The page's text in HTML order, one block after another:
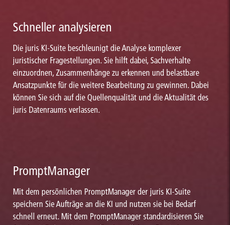
Schneller analysieren
Die juris KI-Suite beschleunigt die Analyse komplexer
juristischer Fragestellungen. Sie hilft dabei, Sachverhalte
einzuordnen, Zusammenhänge zu erkennen und belastbare
Ansatzpunkte für die weitere Bearbeitung zu gewinnen. Dabei
können Sie sich auf die Quellenqualität und die Aktualität des
juris Datenraums verlassen.
PromptManager
Mit dem persönlichen PromptManager der juris KI-Suite
speichern Sie Aufträge an die KI und nutzen sie bei Bedarf
schnell erneut. Mit dem PromptManager standardisieren Sie